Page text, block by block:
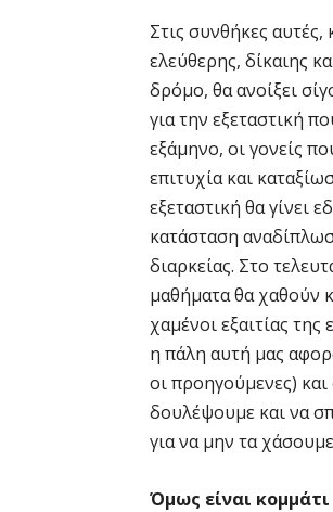
Στις συνθήκες αυτές,
ελεύθερης, δίκαιης
δρόμο, θα ανοίξει
για την εξεταστική
εξάμηνο, οι γονείς
επιτυχία και
εξεταστική θα γίνει
κατάσταση
διαρκείας. Στο
μαθήματα θα χαθούν
χαμένοι εξαιτίας
η πάλη αυτή μας
οι προηγούμενες)
δουλέψουμε και να
για να μην τα
Όμως είναι